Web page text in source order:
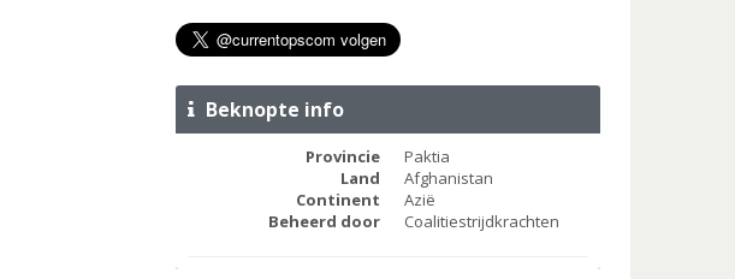
Beknopte info
Provincie
Paktia
Land
Afghanistan
Continent
Azië
Beheerd door
Coalitiestrijdkrachten